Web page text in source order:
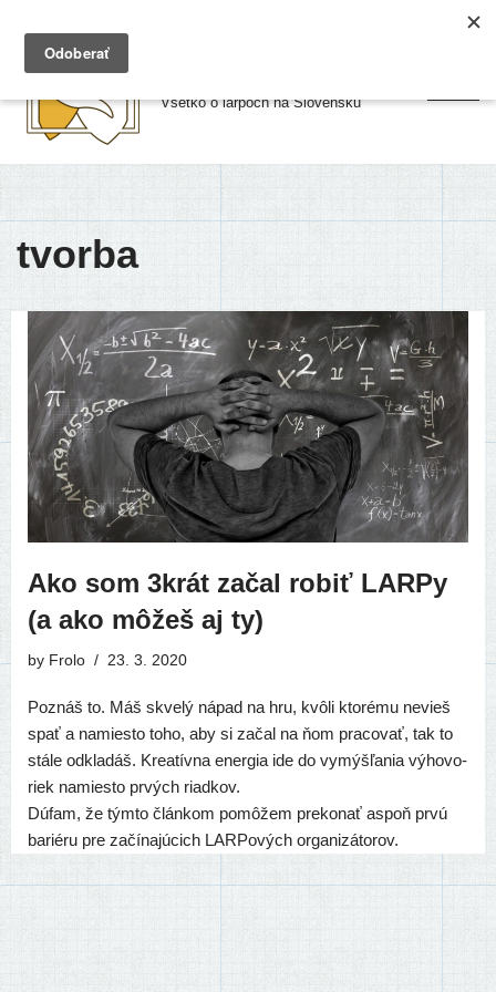
Preskočiť
Všetko o larpoch na Slovensku
tvorba
Ako som 3krát začal robiť LARPy
(a ako môžeš aj ty)
by Frolo 23. 3. 2020
Poznáš to. Máš skve­lý nápad na hru, kvô­li kto­ré­mu nevieš
spať a namies­to toho, aby si začal na ňom pra­co­vať, tak to
stá­le odkla­dáš. Kreatívna ener­gia ide do vymýš­ľa­nia výho­vo­
riek namies­to prvých riadkov.
Dúfam, že tým­to člán­kom pomô­žem pre­ko­nať aspoň prvú
bari­é­ru pre začí­na­jú­cich LARPových organizátorov.